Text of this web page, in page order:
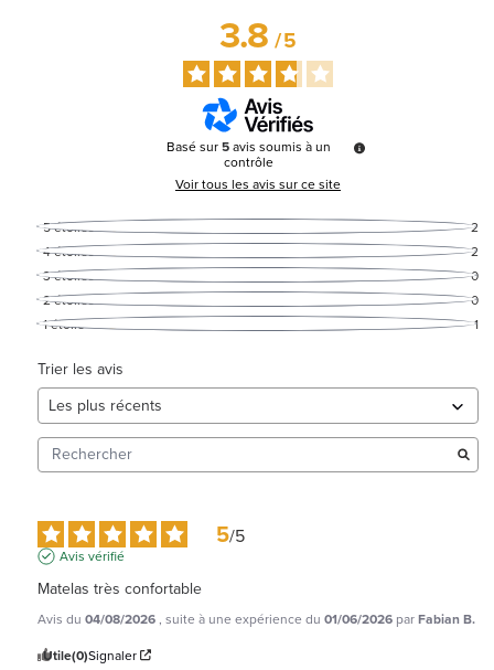
3.8/5
Basé sur5 avis soumis à un
contrôle
Voir tous les avis sur ce site
5étoiles
2
4étoiles
2
3étoiles
0
2étoiles
0
1étoile 1
Trier les avis
5/5
Avis vérifié
Matelas très confortable
Avis du 04/08/2026, suite à une expérience du 01/06/2026 parFabian B.
Utile(0)Signaler